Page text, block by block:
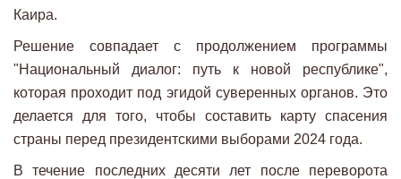
Каира.
Решение совпадает с продолжением программы
"Национальный диалог: путь к новой республике",
которая проходит под эгидой суверенных органов. Это
делается для того, чтобы составить карту спасения
страны перед президентскими выборами 2024 года.
В течение последних десяти лет после переворота